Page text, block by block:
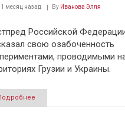
1 месяц назад By Иванова Элля
Российской
свою озабоченность
проводимыми
Грузии и Украины.